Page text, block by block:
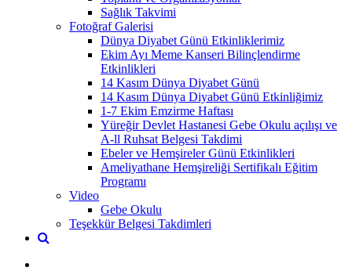
Sağlık Takvimi
Fotoğraf Galerisi
Dünya Diyabet Günü Etkinliklerimiz
Ekim Ayı Meme Kanseri Bilinçlendirme
Etkinlikleri
14 Kasım Dünya Diyabet Günü
14 Kasım Dünya Diyabet Günü Etkinliğimiz
1-7 Ekim Emzirme Haftası
Yüreğir Devlet Hastanesi Gebe Okulu açılışı ve
A-ll Ruhsat Belgesi Takdimi
Ebeler ve Hemşireler Günü Etkinlikleri
Ameliyathane Hemşireliği Sertifikalı Eğitim
Programı
Video
Gebe Okulu
Teşekkür Belgesi Takdimleri